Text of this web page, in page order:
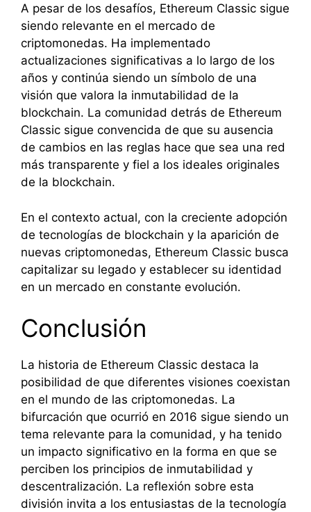
A pesar de los desafíos, Ethereum Classic sigue
siendo relevante en el mercado de
criptomonedas. Ha implementado
actualizaciones significativas a lo largo de los
años y continúa siendo un símbolo de una
visión que valora la inmutabilidad de la
blockchain. La comunidad detrás de Ethereum
Classic sigue convencida de que su ausencia
de cambios en las reglas hace que sea una red
más transparente y fiel a los ideales originales
de la blockchain.
En el contexto actual, con la creciente adopción
de tecnologías de blockchain y la aparición de
nuevas criptomonedas, Ethereum Classic busca
capitalizar su legado y establecer su identidad
en un mercado en constante evolución.
Conclusión
La historia de Ethereum Classic destaca la
posibilidad de que diferentes visiones coexistan
en el mundo de las criptomonedas. La
bifurcación que ocurrió en 2016 sigue siendo un
tema relevante para la comunidad, y ha tenido
un impacto significativo en la forma en que se
perciben los principios de inmutabilidad y
descentralización. La reflexión sobre esta
división invita a los entusiastas de la tecnología